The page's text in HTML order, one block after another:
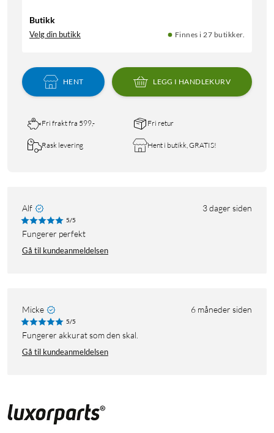
Butikk
Velg din butikk Finnes i 27 butikker.
HENT LEGG I HANDLEKURV
Fri frakt fra 599,- Fri retur
Rask levering Hent i butikk, GRATIS!
Alf 3 dager siden
5/5
Fungerer perfekt
Gå til kundeanmeldelsen
Micke 6 måneder siden
5/5
Fungerer akkurat som den skal.
Gå til kundeanmeldelsen